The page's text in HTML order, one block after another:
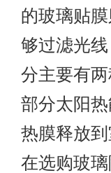
的玻璃贴
够过滤光
分主要有
部分太阳
热膜释放
在选购玻